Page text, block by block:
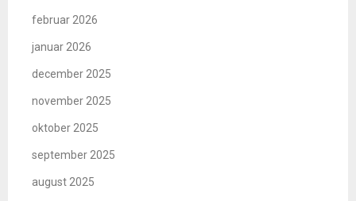
februar 2026
januar 2026
december 2025
november 2025
oktober 2025
september 2025
august 2025